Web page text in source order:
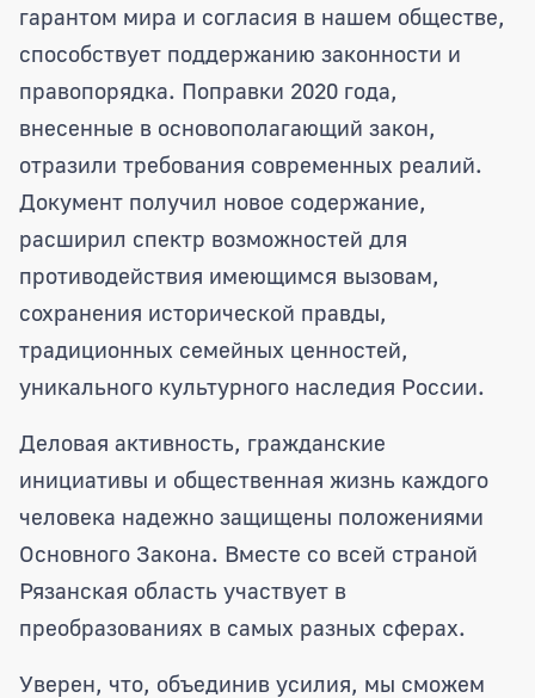
гарантом мира и согласия в нашем обществе,
способствует поддержанию законности и
правопорядка. Поправки 2020 года,
внесенные в основополагающий закон,
отразили требования современных реалий.
Документ получил новое содержание,
расширил спектр возможностей для
противодействия имеющимся вызовам,
сохранения исторической правды,
традиционных семейных ценностей,
уникального культурного наследия России.
Деловая активность, гражданские
инициативы и общественная жизнь каждого
человека надежно защищены положениями
Основного Закона. Вместе со всей страной
Рязанская область участвует в
преобразованиях в самых разных сферах.
Уверен, что, объединив усилия, мы сможем